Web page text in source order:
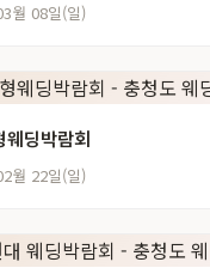
월 08일(일)
웨딩박람회
월 22일(일)